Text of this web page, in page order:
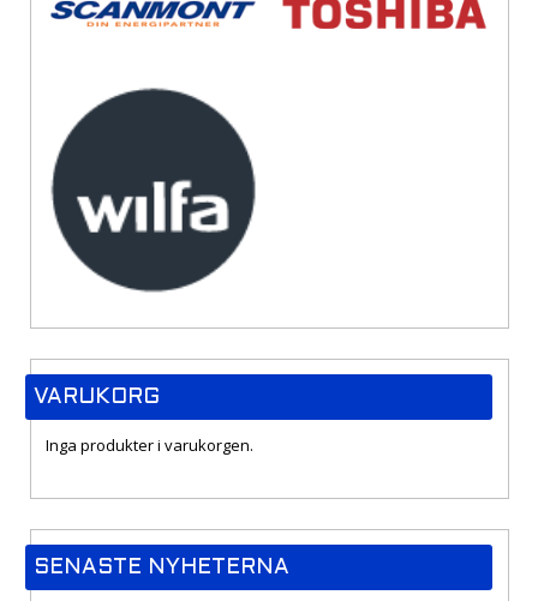
VARUKORG
Inga produkter i varukorgen.
SENASTE NYHETERNA